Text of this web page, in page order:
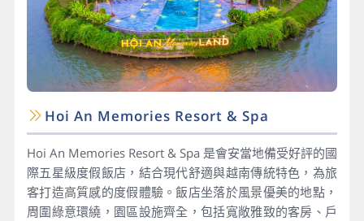
Hoi An Memories Resort & Spa
Hoi An Memories Resort & Spa 是會安當地備受好評的國
際五星級度假飯店，結合現代舒適與越南傳統特色，為旅
客打造高質感的度假體驗。飯店坐落於風景優美的地點，
周圍綠意環繞，園區設施齊全，包括寬敞雅致的客房、戶